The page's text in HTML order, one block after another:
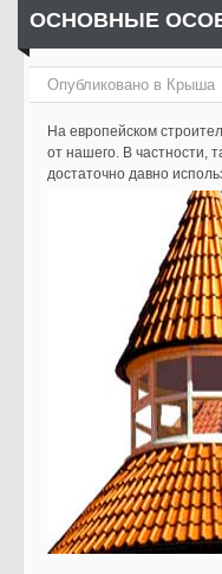
ОСНОВНЫЕ
Опубликовано в Крыша
На европейском
от нашего. В частности,
достаточно давно